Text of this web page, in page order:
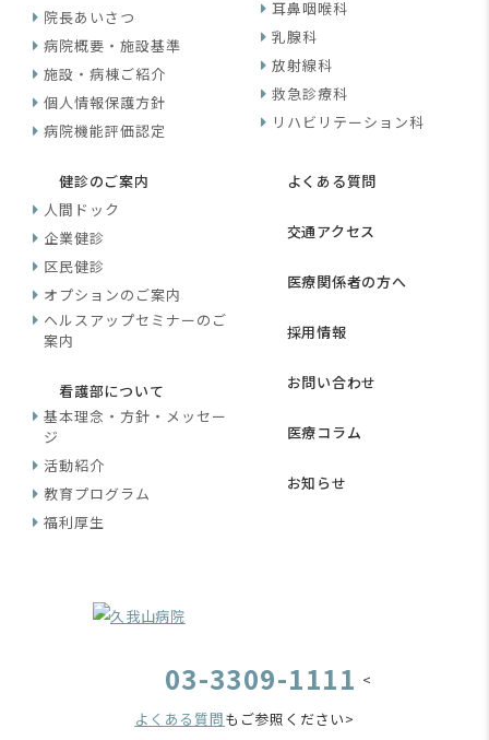
院長あいさつ
病院概要・施設基準
施設・病棟ご紹介
個人情報保護方針
病院機能評価認定
耳鼻咽喉科
乳腺科
放射線科
救急診療科
リハビリテーション科
健診のご案内
人間ドック
企業健診
区民健診
オプションのご案内
ヘルスアップセミナーのご
案内
看護部について
基本理念・方針・メッセー
ジ
活動紹介
教育プログラム
福利厚生
よくある質問
交通アクセス
医療関係者の方へ
採用情報
お問い合わせ
医療コラム
お知らせ
03-3309-1111 <
よくある質問もご参照ください>